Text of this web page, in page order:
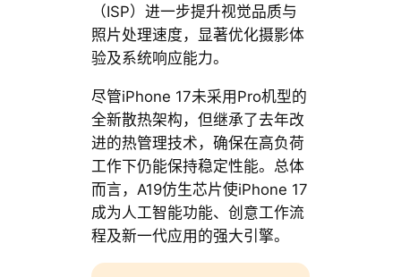
（ISP）进一步提升视觉品质与
照片处理速度，显著优化摄影体
验及系统响应能力。
尽管iPhone 17未采用Pro机型的
全新散热架构，但继承了去年改
进的热管理技术，确保在高负荷
工作下仍能保持稳定性能。总体
而言，A19仿生芯片使iPhone 17
成为人工智能功能、创意工作流
程及新一代应用的强大引擎。